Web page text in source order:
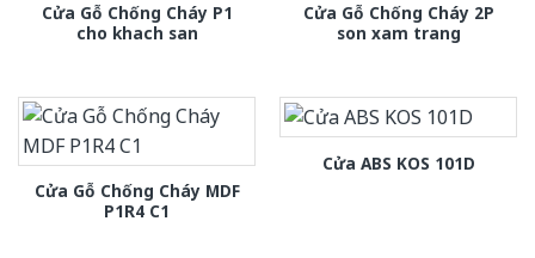
Cửa Gỗ Chống Cháy P1
cho khach san
Cửa Gỗ Chống Cháy 2P
son xam trang
Cửa Gỗ Chống Cháy MDF
P1R4 C1
Cửa ABS KOS 101D